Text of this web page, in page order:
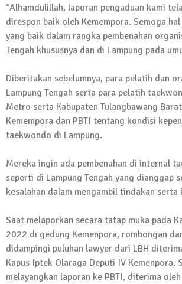
“Alhamdulillah, laporan pengaduan kami
direspon baik oleh Kemempora. Semoga
yang baik dalam rangka pembenahan
Tengah khususnya dan di Lampung pada
Diberitakan sebelumnya, para pelatih dan
Lampung Tengah serta para pelatih
Metro serta Kabupaten Tulangbawang
Kemempora dan PBTI tentang kondisi
taekwondo di Lampung.
Mereka ingin ada pembenahan di internal
seperti di Lampung Tengah yang dianggap
kesalahan dalam mengambil tindakan serta
Saat melaporkan secara tatap muka pada
2022 di gedung Kemenpora, rombongan
didampingi puluhan lawyer dari LBH
Kapus Iptek Olaraga Deputi IV Kemenpora.
melayangkan laporan ke PBTI, diterima